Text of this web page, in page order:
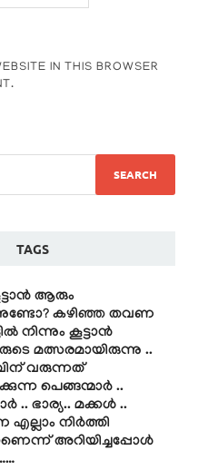
IN THIS BROWSER
TAGS
ആരും
കഴിഞ്ഞ തവണ
നിന്നും കൂട്ടാൻ
മത്സരമായിരുന്നു ..
വരുന്നത്
പെങ്ങന്മാർ ..
.. ഭാര്യ.. മക്കൾ ..
നിർത്തി
അറിയിച്ചപ്പോൾ